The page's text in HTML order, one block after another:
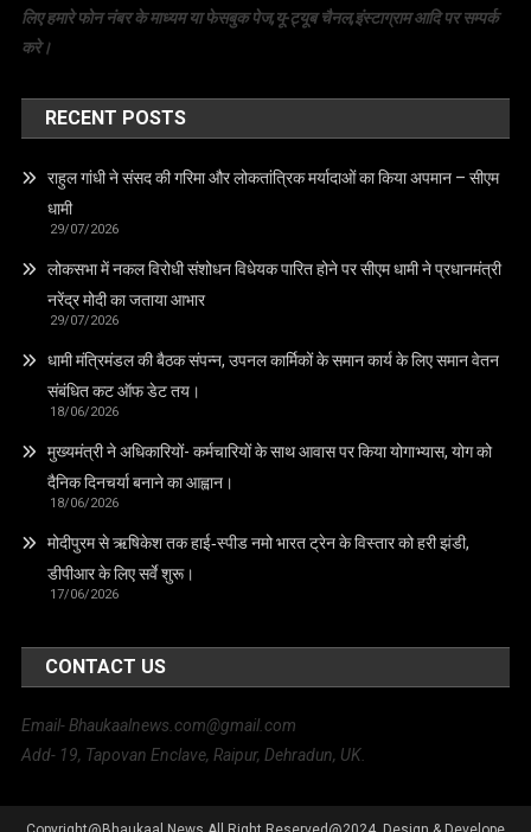
लिए हमारे फोन नंबर के माध्यम या फेसबुक पेज,यू-ट्यूब चैनल,इंस्टाग्राम आदि पर सम्पर्क
करे।
RECENT POSTS
राहुल गांधी ने संसद की गरिमा और लोकतांत्रिक मर्यादाओं का किया अपमान – सीएम
धामी
29/07/2026
लोकसभा में नकल विरोधी संशोधन विधेयक पारित होने पर सीएम धामी ने प्रधानमंत्री
नरेंद्र मोदी का जताया आभार
29/07/2026
धामी मंत्रिमंडल की बैठक संपन्न, उपनल कार्मिकों के समान कार्य के लिए समान वेतन
संबंधित कट ऑफ डेट तय।
18/06/2026
मुख्यमंत्री ने अधिकारियों- कर्मचारियों के साथ आवास पर किया योगाभ्यास, योग को
दैनिक दिनचर्या बनाने का आह्वान।
18/06/2026
मोदीपुरम से ऋषिकेश तक हाई‑स्पीड नमो भारत ट्रेन के विस्तार को हरी झंडी,
डीपीआर के लिए सर्वे शुरू।
17/06/2026
CONTACT US
Email- Bhaukaalnews.com@gmail.com
Add- 19, Tapovan Enclave, Raipur, Dehradun, UK.